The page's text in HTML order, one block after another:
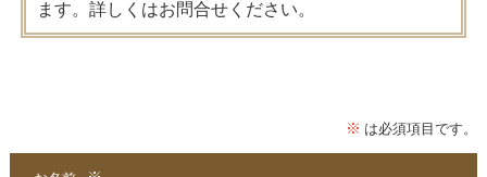
ます。詳しくはお問合せください。